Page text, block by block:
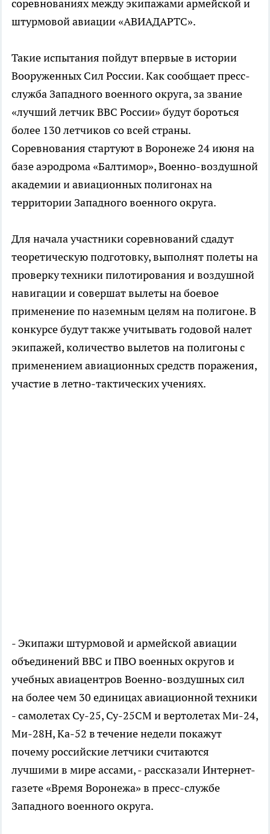
соревнованиях между экипажами армейской и
штурмовой авиации «АВИАДАРТС».
Такие испытания пойдут впервые в истории
Вооруженных Сил России. Как сообщает пресс-
служба Западного военного округа, за звание
«лучший летчик ВВС России» будут бороться
более 130 летчиков со всей страны.
Соревнования стартуют в Воронеже 24 июня на
базе аэродрома «Балтимор», Военно-воздушной
академии и авиационных полигонах на
территории Западного военного округа.
Для начала участники соревнований сдадут
теоретическую подготовку, выполнят полеты на
проверку техники пилотирования и воздушной
навигации и совершат вылеты на боевое
применение по наземным целям на полигоне. В
конкурсе будут также учитывать годовой налет
экипажей, количество вылетов на полигоны с
применением авиационных средств поражения,
участие в летно-тактических учениях.
- Экипажи штурмовой и армейской авиации
объединений ВВС и ПВО военных округов и
учебных авиацентров Военно-воздушных сил
на более чем 30 единицах авиационной техники
- самолетах Су-25, Су-25СМ и вертолетах Ми-24,
Ми-28Н, Ка-52 в течение недели покажут
почему российские летчики считаются
лучшими в мире ассами, - рассказали Интернет-
газете «Время Воронежа» в пресс-службе
Западного военного округа.